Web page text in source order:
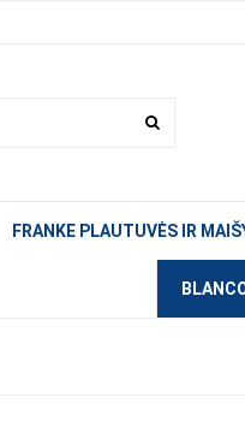
FRANKE PLAUTUVĖS IR